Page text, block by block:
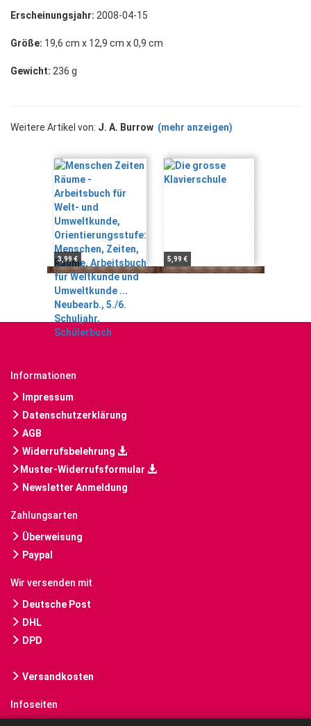
Erscheinungsjahr: 2008-04-15
Größe: 19,6 cm x 12,9 cm x 0,9 cm
Gewicht: 236 g
Weitere Artikel von: J. A. Burrow (mehr anzeigen)
3,99 € 5,99 €
Informationen
Impressum
Datenschutzerklärung
AGB
Widerrufsbelehrung
Muster-Widerrufsformular
Newsletter Anmeldung
Zahlungsarten
Überweisung
Paypal
Wir versenden mit
Deutsche Post
DHL
DPD
Versandkosten
Infoseiten